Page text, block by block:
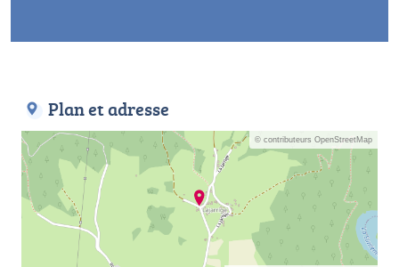
Plan et adresse
© contributeurs OpenStreetMap